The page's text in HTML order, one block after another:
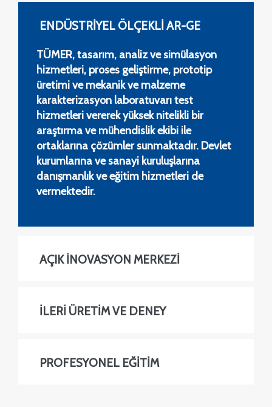
ENDÜSTRİYEL ÖLÇEKLİ AR-GE
TÜMER, tasarım, analiz ve simülasyon
hizmetleri, proses geliştirme, prototip
üretimi ve mekanik ve malzeme
karakterizasyon laboratuvarı test
hizmetleri vererek yüksek nitelikli bir
araştırma ve mühendislik ekibi ile
ortaklarına çözümler sunmaktadır. Devlet
kurumlarına ve sanayi kuruluşlarına
danışmanlık ve eğitim hizmetleri de
vermektedir.
AÇIK İNOVASYON MERKEZİ
İLERİ ÜRETİM VE DENEY
PROFESYONEL EĞİTİM